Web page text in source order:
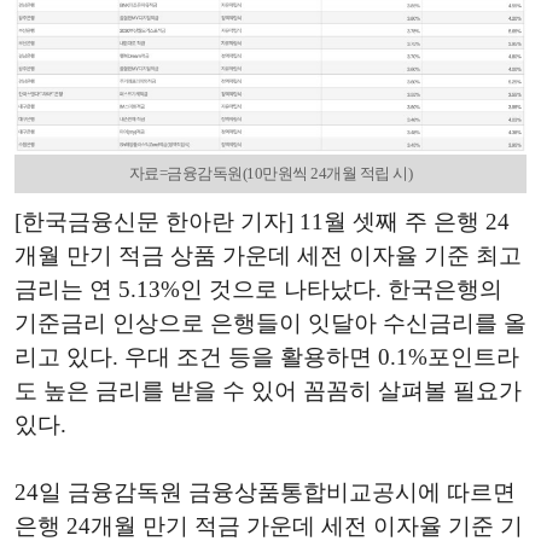
자료=금융감독원(10만원씩 24개월 적립 시)
[한국금융신문 한아란 기자] 11월 셋째 주 은행 24
개월 만기 적금 상품 가운데 세전 이자율 기준 최고
금리는 연 5.13%인 것으로 나타났다. 한국은행의
기준금리 인상으로 은행들이 잇달아 수신금리를 올
리고 있다. 우대 조건 등을 활용하면 0.1%포인트라
도 높은 금리를 받을 수 있어 꼼꼼히 살펴볼 필요가
있다.
24일 금융감독원 금융상품통합비교공시에 따르면
은행 24개월 만기 적금 가운데 세전 이자율 기준 기